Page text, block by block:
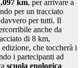
km, per arrivare a
per un tracciato
per tutti. Il
anche da
di 8 km,
che toccherà i
i partecipanti ad
scuola enologica